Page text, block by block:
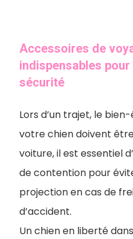
Accessoires de
indispensables
sécurité
Lors d’un trajet, le
votre chien doivent
voiture, il est essentiel
de contention pour
projection en cas de
d’accident.
Un chien en liberté